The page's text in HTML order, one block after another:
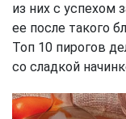
из них с успехом
ее после такого
Топ 10 пирогов
со сладкой